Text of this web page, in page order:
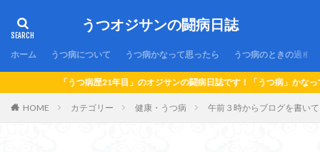
うつオジサンの闘病日誌
ホーム うつ病について うつ病かなって思ったら うつ病のときの過ご
病歴21年目」のオジサンの闘病日誌です！「うつ病」かなって思ったら…！「
HOME カテゴリー 健康・うつ病 午前３時からブログを書い